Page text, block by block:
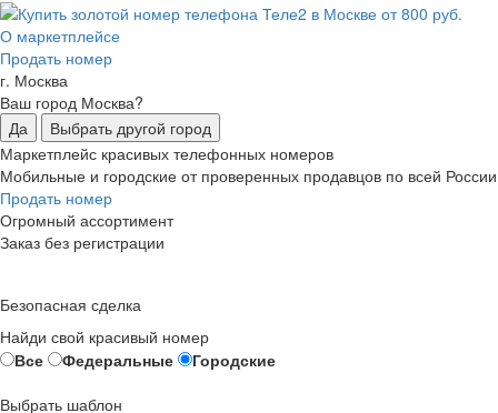
О маркетплейсе
Продать номер
г. Москва
Ваш город Москва?
Да
Выбрать другой город
Маркетплейс красивых телефонных номеров
Мобильные и городские от проверенных продавцов по всей России
Продать номер
Огромный ассортимент
Заказ без регистрации
Безопасная сделка
Найди свой красивый номер
Все
Федеральные
Городские
Выбрать шаблон